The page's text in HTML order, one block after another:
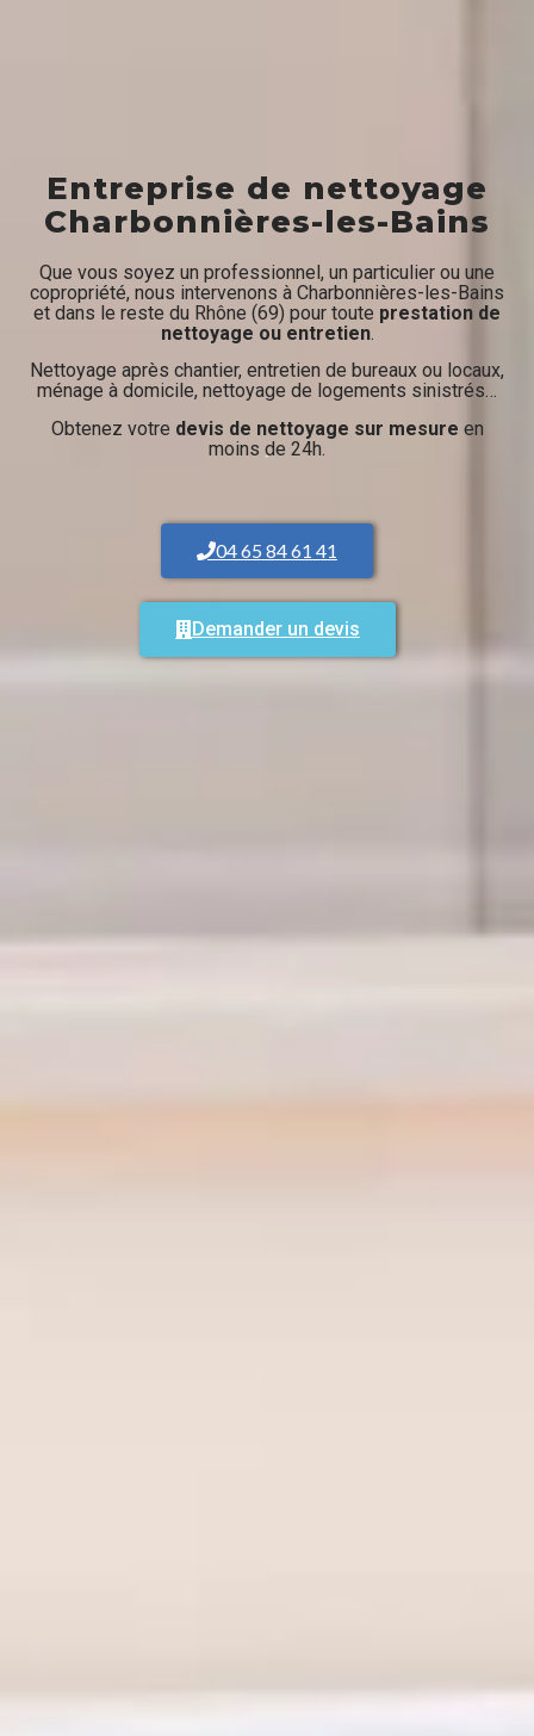
Entreprise de nettoyage
Charbonnières-les-Bains
Que vous soyez un professionnel, un particulier ou une
copropriété, nous intervenons à Charbonnières-les-Bains
et dans le reste du Rhône (69) pour toute prestation de
nettoyage ou entretien.
Nettoyage après chantier, entretien de bureaux ou locaux,
ménage à domicile, nettoyage de logements sinistrés…
Obtenez votre devis de nettoyage sur mesure en
moins de 24h.
04 65 84 61 41
Demander un devis